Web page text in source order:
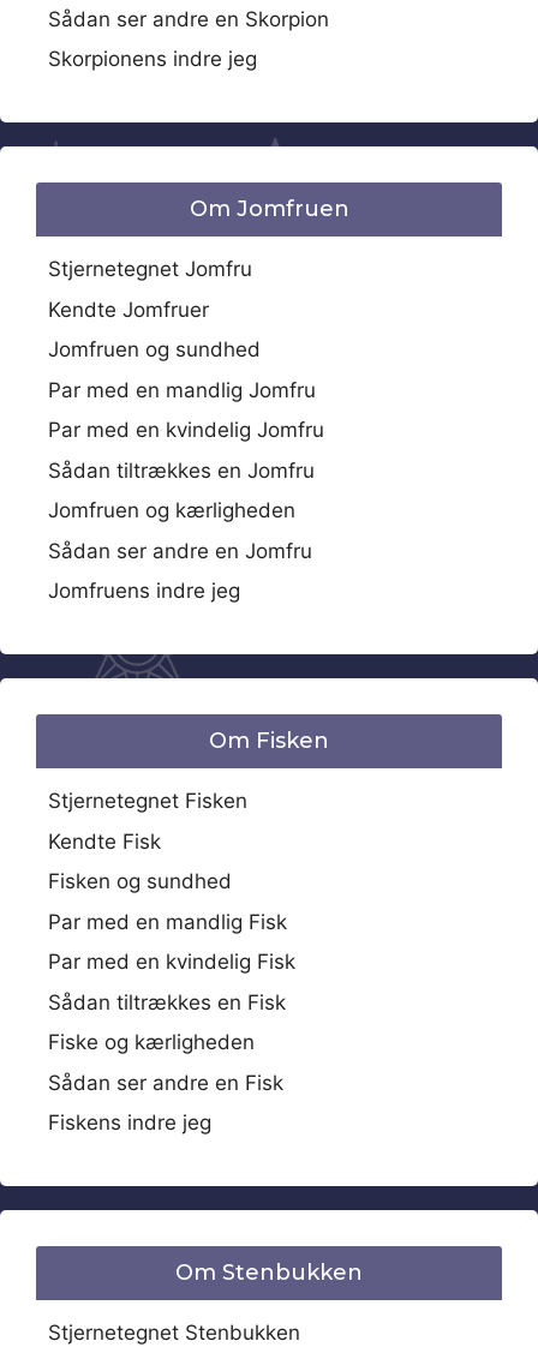
Sådan ser andre en Skorpion
Skorpionens indre jeg
Om Jomfruen
Stjernetegnet Jomfru
Kendte Jomfruer
Jomfruen og sundhed
Par med en mandlig Jomfru
Par med en kvindelig Jomfru
Sådan tiltrækkes en Jomfru
Jomfruen og kærligheden
Sådan ser andre en Jomfru
Jomfruens indre jeg
Om Fisken
Stjernetegnet Fisken
Kendte Fisk
Fisken og sundhed
Par med en mandlig Fisk
Par med en kvindelig Fisk
Sådan tiltrækkes en Fisk
Fiske og kærligheden
Sådan ser andre en Fisk
Fiskens indre jeg
Om Stenbukken
Stjernetegnet Stenbukken